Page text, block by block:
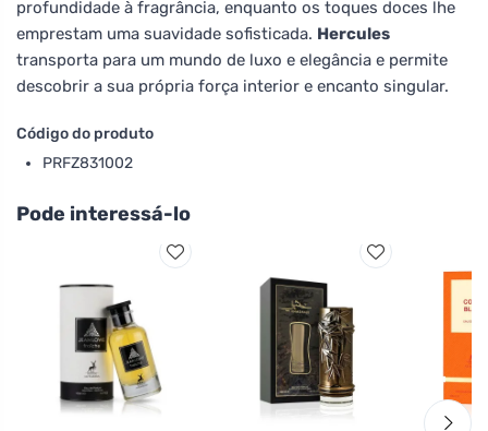
profundidade à fragrância, enquanto os toques doces lhe
emprestam uma suavidade sofisticada. Hercules
transporta para um mundo de luxo e elegância e permite
descobrir a sua própria força interior e encanto singular.
Código do produto
PRFZ831002
Pode interessá-lo